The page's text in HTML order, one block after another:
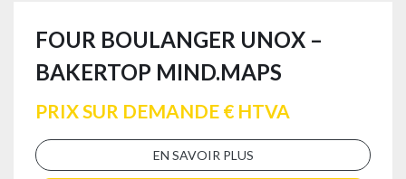
FOUR BOULANGER UNOX –
BAKERTOP MIND.MAPS
PRIX SUR DEMANDE € HTVA
EN SAVOIR PLUS